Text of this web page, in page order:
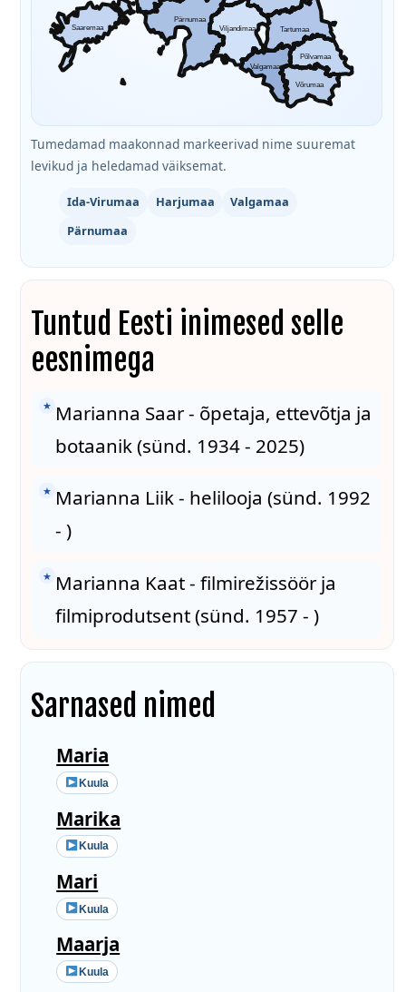
Saaremaa
Pärnumaa
Viljandimaa
Tartumaa
Põlvamaa
Võrumaa
Valgamaa
Tumedamad maakonnad markeerivad nime suuremat
levikud ja heledamad väiksemat.
Ida-Virumaa Harjumaa
Valgamaa
Pärnumaa
Tuntud Eesti inimesed selle
eesnimega
★ Marianna Saar - õpetaja, ettevõtja ja
botaanik (sünd. 1934 - 2025)
★ Marianna Liik - helilooja (sünd. 1992
- )
★ Marianna Kaat - filmirežissöör ja
filmiprodutsent (sünd. 1957 - )
Sarnased nimed
Maria
Kuula
Marika
Kuula
Mari
Kuula
Maarja
Kuula